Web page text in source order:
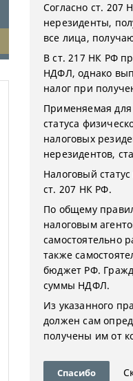
Согласно ст.
нерезиденты,
все лица,
В ст. 217 НК РФ
НДФЛ, однако
налог при
Применяемая для
статуса
налоговых
нерезидентов,
Налоговый
ст. 207 НК РФ.
По общему
налоговым
самостоятельно
также
бюджет РФ.
суммы НДФЛ.
Из указанного
должен сам
получены им от
Спасибо